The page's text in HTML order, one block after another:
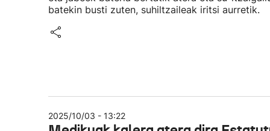
batekin busti zuten, suhiltzaileak iritsi aurretik.
2025/10/03 - 13:22